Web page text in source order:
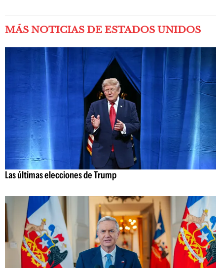
MÁS NOTICIAS DE ESTADOS UNIDOS
Las últimas elecciones de Trump